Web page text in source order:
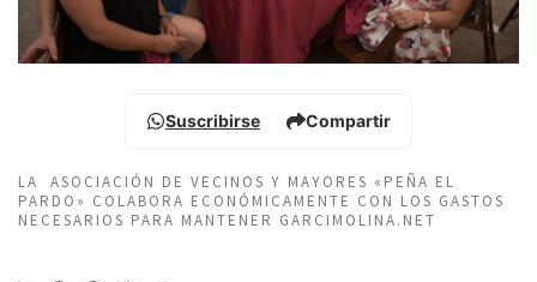
Suscribirse Compartir
LA ASOCIACIÓN DE VECINOS Y MAYORES «PEÑA EL
PARDO» COLABORA ECONÓMICAMENTE CON LOS GASTOS
NECESARIOS PARA MANTENER GARCIMOLINA.NET